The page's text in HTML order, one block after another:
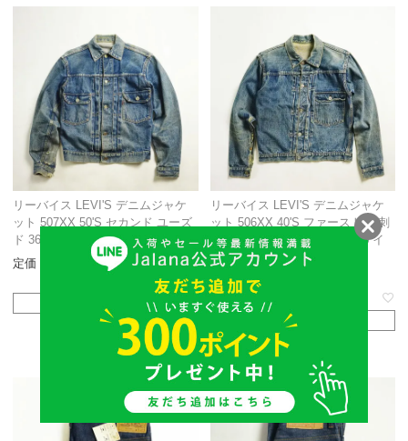
リーバイス LEVI'S デニムジャケ
ット 507XX 50'S セカンド ユーズ
ド 36サイズ相当
定価
のところ
リーバイス LEVI'S デニムジャケ
ット 506XX 40'S ファースト 針刺
しシンチバック ユーズド 36サイ
ズ相当
定価 278,000
在庫切れ